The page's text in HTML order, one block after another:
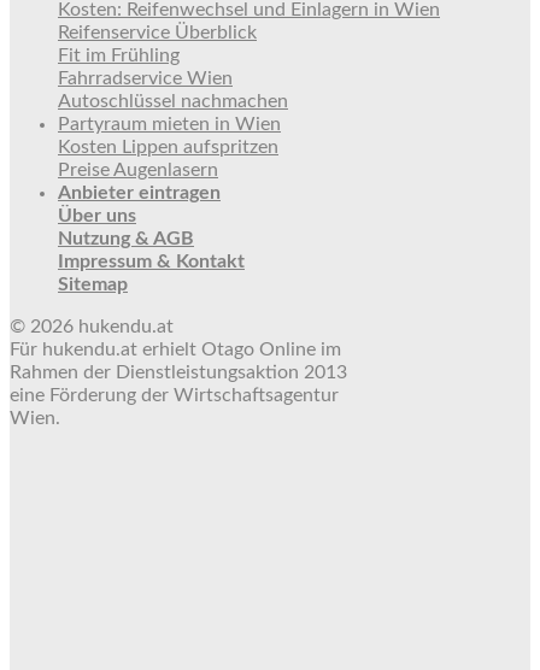
Kosten: Reifenwechsel und Einlagern in Wien
Reifenservice Überblick
Fit im Frühling
Fahrradservice Wien
Autoschlüssel nachmachen
Partyraum mieten in Wien
Kosten Lippen aufspritzen
Preise Augenlasern
Anbieter eintragen
Über uns
Nutzung & AGB
Impressum & Kontakt
Sitemap
© 2026 hukendu.at
Für hukendu.at erhielt Otago Online im
Rahmen der Dienstleistungsaktion 2013
eine Förderung der Wirtschaftsagentur
Wien.